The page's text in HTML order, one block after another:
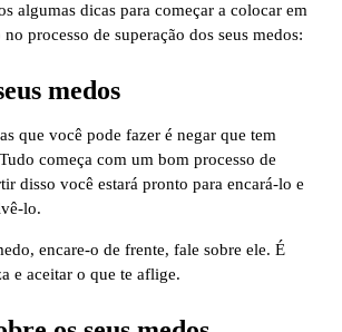
algumas dicas para começar a colocar em
processo de superação dos seus medos:
medos
que você pode fazer é negar que tem
começa com um bom processo de
disso você estará pronto para encará-lo e
lo.
encare-o de frente, fale sobre ele. É
e aceitar o que te aflige.